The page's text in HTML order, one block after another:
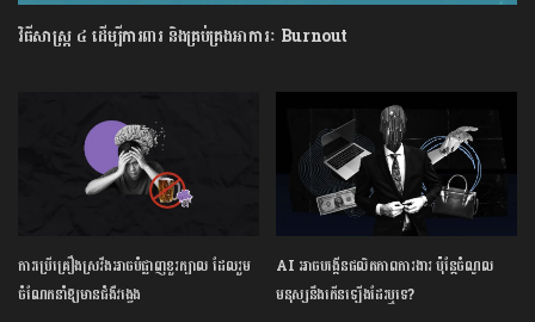
វិធីសាស្រ្ត ៤ ​ដើម្បី​ការពារ និងគ្រប់គ្រង​អាការៈ Burnout
ការ​ប្រើគ្រឿង​ស្រវឹង​អាចបំផ្លាញ​ខួរក្បាល ដែល​រួម
ចំណែក​នាំឱ្យ​មាន​ជំងឺ​វង្វេង
AI អាចបង្កើនផលិតភាពការងារ ប៉ុន្តែចំណូល
មនុស្សនឹងកើនឡើងដែរឬទេ?